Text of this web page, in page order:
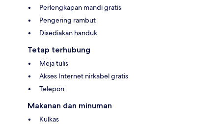
Perlengkapan mandi gratis
Pengering rambut
Disediakan handuk
Tetap terhubung
Meja tulis
Akses Internet nirkabel gratis
Telepon
Makanan dan minuman
Kulkas